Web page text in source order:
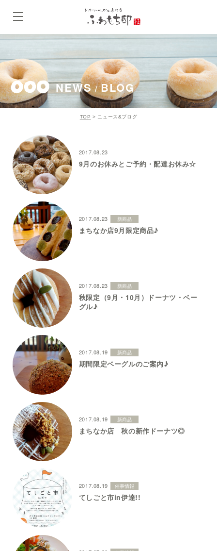
NEWS/BLOG
TOP > ニュース&ブログ
2017.08.23
9月のお休みとご予約・配達お休み☆
2017.08.23 新商品
まちなか店9月限定商品♪
2017.08.23 新商品
秋限定（9月・10月）ドーナツ・ベー
グル♪
2017.08.19 新商品
期間限定ベーグルのご案内♪
2017.08.19 新商品
まちなか店 秋の新作ドーナツ◎
2017.08.19 催事情報
てしごと市in伊達!!